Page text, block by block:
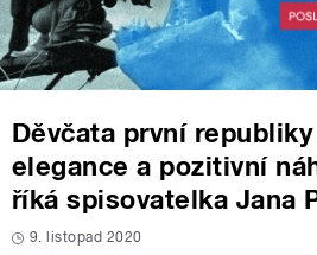
Děvčata první
elegance a pozitivní
říká spisovatelka Jana
9. listopad 2020